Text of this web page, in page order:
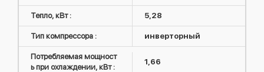
Тепло, кВт : 5,28
Тип компрессора : инверторный
Потребляемая мощност
ь при охлаждении, кВт :
1,66